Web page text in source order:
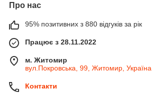
Про нас
95% позитивних з 880 відгуків за рік
Працює з 28.11.2022
м. Житомир
вул.Покровська, 99, Житомир, Україна
Контакти